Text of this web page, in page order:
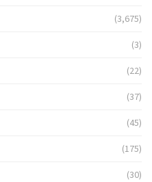
(3,675)
(3)
(22)
(37)
(45)
(175)
(30)